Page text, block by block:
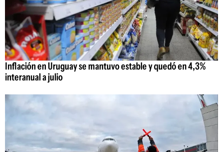
Inflación en Uruguay se mantuvo estable y quedó en 4,3%
interanual a julio